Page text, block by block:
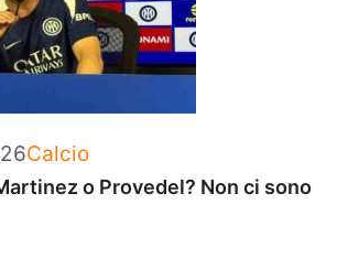
Categorie
Calcio
o Provedel? Non ci sono